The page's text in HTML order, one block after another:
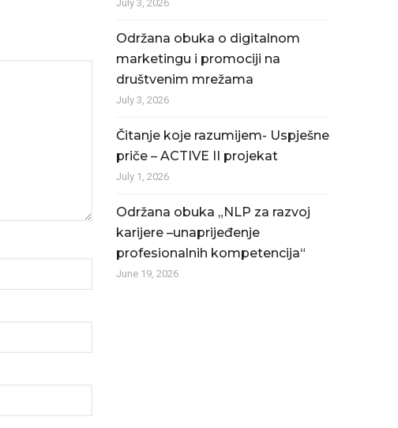
July 3, 2026
Održana obuka o digitalnom
marketingu i promociji na
društvenim mrežama
July 3, 2026
Čitanje koje razumijem- Uspješne
priče – ACTIVE II projekat
July 1, 2026
Održana obuka „NLP za razvoj
karijere –unaprijeđenje
profesionalnih kompetencija“
June 19, 2026